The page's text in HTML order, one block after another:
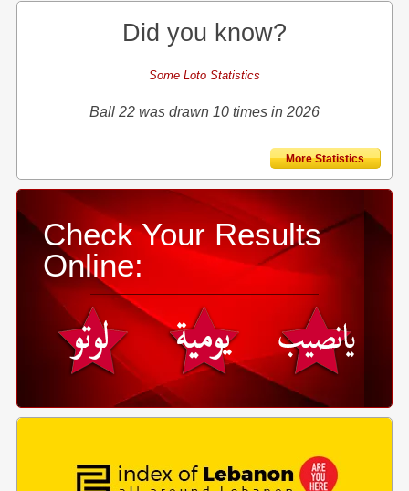
Did you know?
Some Loto Statistics
Ball 22 was drawn 10 times in 2026
More Statistics
Check Your Results
Online: